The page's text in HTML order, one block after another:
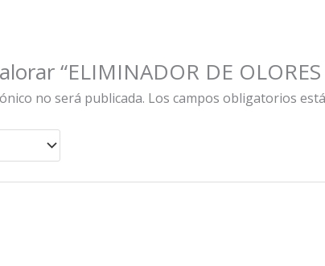
“ELIMINADOR DE OLORES
no será publicada. Los campos obligatorios